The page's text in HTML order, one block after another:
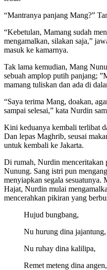
“Mantranya panjang Mang?”
“Kebetulan, Mamang sudah
mengamalkan, silakan saja,”
masuk ke kamarnya.
Tak lama kemudian, Mang
sebuah amplop putih panjang;
mamang tuliskan dan ada di
“Saya terima Mang, doakan,
sampai selesai,” kata Nurdin
Kini keduanya kembali terlibat
Dan lepas Maghrib, seusai
untuk kembali ke Jakarta.
Di rumah, Nurdin menceritakan
Nunung. Sang istri pun
menyiapkan segala sesuatunya.
Hajat, Nurdin mulai
mencerahkan pikiran yang
Hujud bungbang,
Nu hurung dina jajantung,
Nu ruhay dina kalilipa,
Remet meteng dina angen,